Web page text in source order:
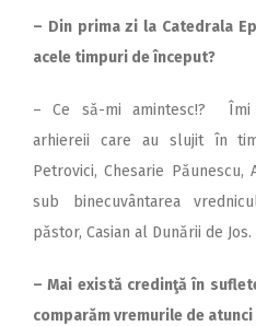
– Din prima zi la Catedrala
acele timpuri de început?
– Ce să-mi amintesc!? Îmi
arhiereii care au slujit în
Petrovici, Chesarie Păunescu,
sub binecuvântarea
păstor, Casian al Dunării de Jos.
– Mai există credinţă în
comparăm vremurile de